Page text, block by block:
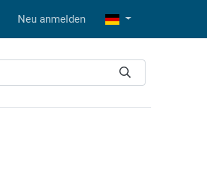
Neu anmelden